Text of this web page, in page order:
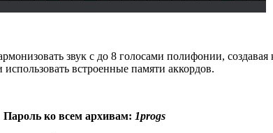
звук с до 8 голосами полифонии,
встроенные памяти аккордов.
Пароль ко всем архивам: 1progs